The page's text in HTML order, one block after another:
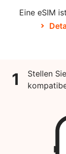
Eine eSIM
1
Stellen